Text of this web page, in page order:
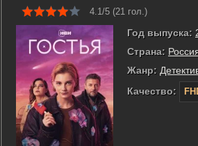
4.1/5 (21 гол.)
Год выпуска:
Страна:
Жанр:
Качество: